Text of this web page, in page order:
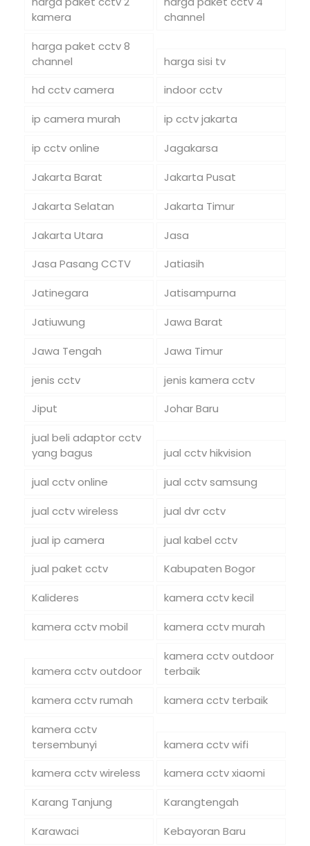
kamera
channel
harga paket cctv 8
channel
harga sisi tv
hd cctv camera
indoor cctv
ip camera murah
ip cctv jakarta
ip cctv online
Jagakarsa
Jakarta Barat
Jakarta Pusat
Jakarta Selatan
Jakarta Timur
Jakarta Utara
Jasa
Jasa Pasang CCTV
Jatiasih
Jatinegara
Jatisampurna
Jatiuwung
Jawa Barat
Jawa Tengah
Jawa Timur
jenis cctv
jenis kamera cctv
Jiput
Johar Baru
jual beli adaptor cctv
yang bagus
jual cctv hikvision
jual cctv online
jual cctv samsung
jual cctv wireless
jual dvr cctv
jual ip camera
jual kabel cctv
jual paket cctv
Kabupaten Bogor
Kalideres
kamera cctv kecil
kamera cctv mobil
kamera cctv murah
kamera cctv outdoor
kamera cctv outdoor
terbaik
kamera cctv rumah
kamera cctv terbaik
kamera cctv
tersembunyi
kamera cctv wifi
kamera cctv wireless
kamera cctv xiaomi
Karang Tanjung
Karangtengah
Karawaci
Kebayoran Baru